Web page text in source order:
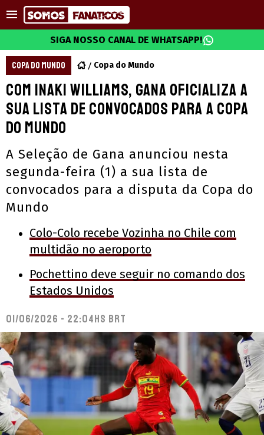
SIGA NOSSO CANAL DE WHATSAPP!
COPA DO MUNDO Copa do Mundo
Com Inaki Williams, Gana oficializa a
sua lista de convocados para a Copa
do Mundo
A Seleção de Gana anunciou nesta
segunda-feira (1) a sua lista de
convocados para a disputa da Copa do
Mundo
Colo-Colo recebe Vozinha no Chile com
multidão no aeroporto
Pochettino deve seguir no comando dos
Estados Unidos
01/06/2026 - 22:04hs BRT